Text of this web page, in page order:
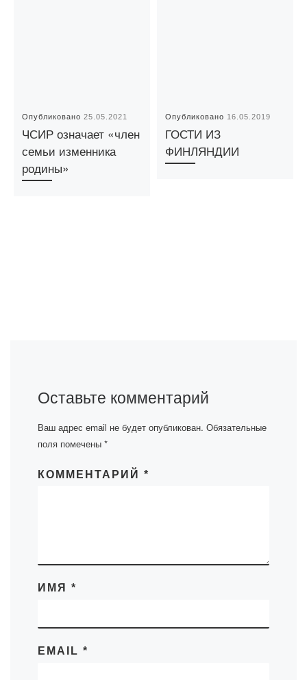
Опубликовано25.05.2021
ЧСИР означает «член
семьи изменника
родины»
Опубликовано 16.05.2019
ГОСТИ ИЗ
ФИНЛЯНДИИ
Оставьте комментарий
Ваш адрес email не будет опубликован. Обязательные
поля помечены *
КОММЕНТАРИЙ *
ИМЯ *
EMAIL *